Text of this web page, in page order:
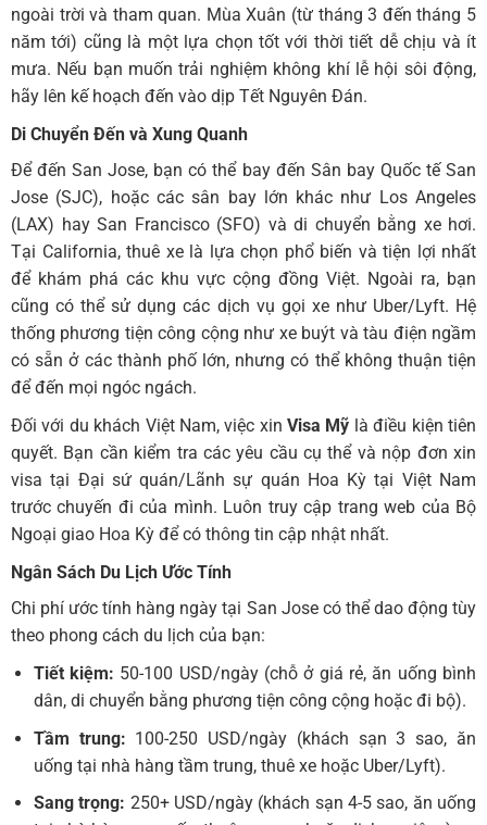
ngoài trời và tham quan. Mùa Xuân (từ tháng 3 đến tháng 5
năm tới) cũng là một lựa chọn tốt với thời tiết dễ chịu và ít
mưa. Nếu bạn muốn trải nghiệm không khí lễ hội sôi động,
hãy lên kế hoạch đến vào dịp Tết Nguyên Đán.
Di Chuyển Đến và Xung Quanh
Để đến San Jose, bạn có thể bay đến Sân bay Quốc tế San
Jose (SJC), hoặc các sân bay lớn khác như Los Angeles
(LAX) hay San Francisco (SFO) và di chuyển bằng xe hơi.
Tại California, thuê xe là lựa chọn phổ biến và tiện lợi nhất
để khám phá các khu vực cộng đồng Việt. Ngoài ra, bạn
cũng có thể sử dụng các dịch vụ gọi xe như Uber/Lyft. Hệ
thống phương tiện công cộng như xe buýt và tàu điện ngầm
có sẵn ở các thành phố lớn, nhưng có thể không thuận tiện
để đến mọi ngóc ngách.
Đối với du khách Việt Nam, việc xinVisa Mỹ là điều kiện tiên
quyết. Bạn cần kiểm tra các yêu cầu cụ thể và nộp đơn xin
visa tại Đại sứ quán/Lãnh sự quán Hoa Kỳ tại Việt Nam
trước chuyến đi của mình. Luôn truy cập trang web của Bộ
Ngoại giao Hoa Kỳ để có thông tin cập nhật nhất.
Ngân Sách Du Lịch Ước Tính
Chi phí ước tính hàng ngày tại San Jose có thể dao động tùy
theo phong cách du lịch của bạn:
Tiết kiệm: 50-100 USD/ngày (chỗ ở giá rẻ, ăn uống bình
dân, di chuyển bằng phương tiện công cộng hoặc đi bộ).
Tầm trung: 100-250 USD/ngày (khách sạn 3 sao, ăn
uống tại nhà hàng tầm trung, thuê xe hoặc Uber/Lyft).
Sang trọng: 250+ USD/ngày (khách sạn 4-5 sao, ăn uống